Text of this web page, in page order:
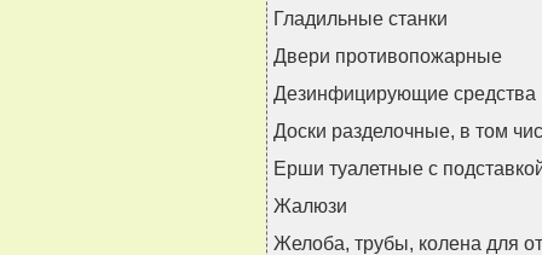
Гладильные станки
Двери противопожарные
Дезинфицирующие средства
Доски разделочные, в том
Ерши туалетные с
Жалюзи
Желоба, трубы, колена для